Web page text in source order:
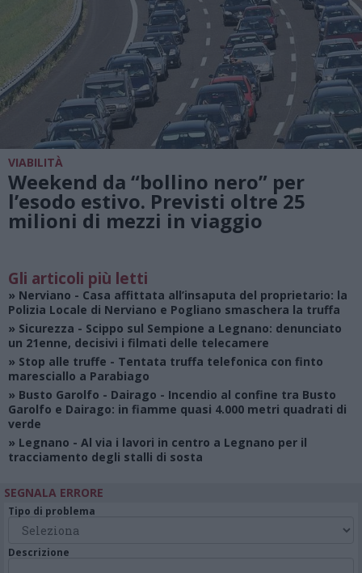
VIABILITÀ
Weekend da “bollino nero” per
l’esodo estivo. Previsti oltre 25
milioni di mezzi in viaggio
Gli articoli più letti
» Nerviano - Casa affittata all’insaputa del proprietario: la
Polizia Locale di Nerviano e Pogliano smaschera la truffa
» Sicurezza - Scippo sul Sempione a Legnano: denunciato
un 21enne, decisivi i filmati delle telecamere
» Stop alle truffe - Tentata truffa telefonica con finto
maresciallo a Parabiago
» Busto Garolfo - Dairago - Incendio al confine tra Busto
Garolfo e Dairago: in fiamme quasi 4.000 metri quadrati di
verde
» Legnano - Al via i lavori in centro a Legnano per il
tracciamento degli stalli di sosta
SEGNALA ERRORE
Tipo di problema
Descrizione